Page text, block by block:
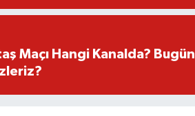
Maçı Hangi Kanalda? Bugün